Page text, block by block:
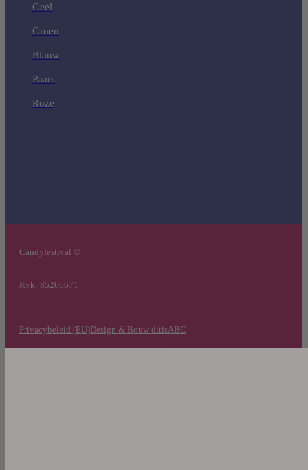
Geel
Groen
Blauw
Paars
Roze
Candyfestival ©
Kvk: 85266671
Privacybeleid (EU)Design & Bouw ditisABC